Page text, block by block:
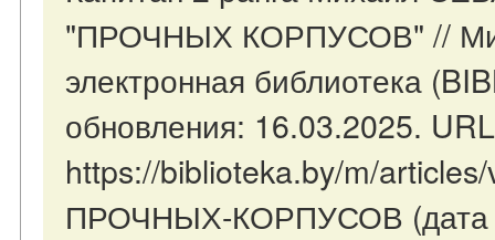
"ПРОЧНЫХ КОРПУСОВ" //
электронная библиотека
обновления: 16.03.2025.
https://biblioteka.by/m/
ПРОЧНЫХ-КОРПУСОВ (дата